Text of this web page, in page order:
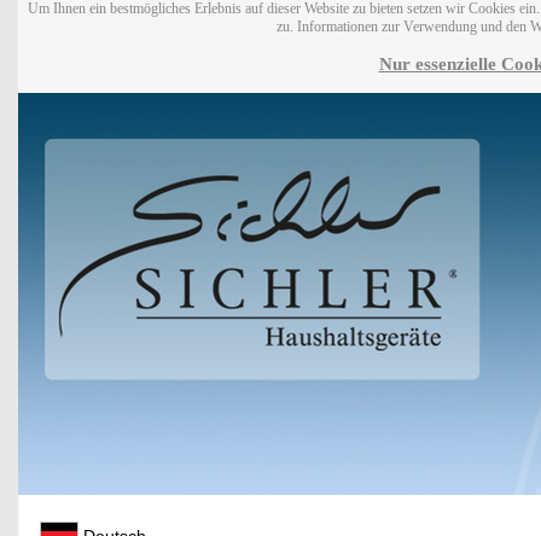
Um Ihnen ein bestmögliches Erlebnis auf dieser Website zu bieten setzen wir Cookies
zu. Informationen zur Verwendung und den
Nur essenzielle